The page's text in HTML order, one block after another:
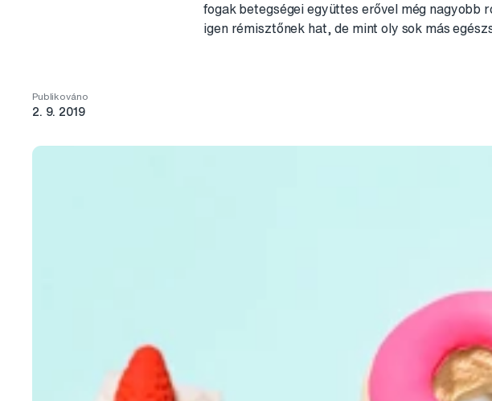
fogak betegségei együttes erővel még nagyobb
igen rémisztőnek hat, de mint oly sok más
Publikováno
2. 9. 2019